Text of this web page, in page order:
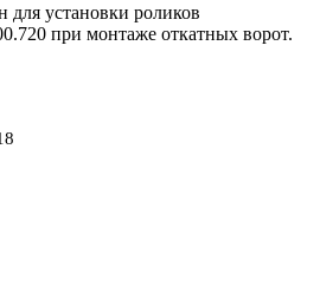
для установки роликов
при монтаже откатных ворот.